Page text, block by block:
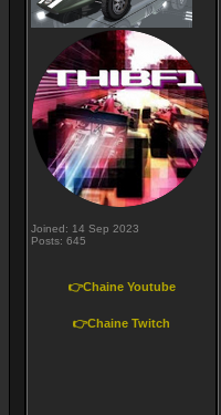
Joined: 14 Sep 2023
Posts: 645
👉Chaine Youtube
👉Chaine Twitch